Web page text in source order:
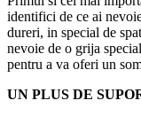
identifici de ce ai
dureri, in special de
nevoie de o grija
pentru a va oferi un
UN PLUS DE